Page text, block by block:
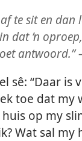
te sit en dan
’n
antwoord.”
sê: “Daar is
toe dat
op my
Wat sal my